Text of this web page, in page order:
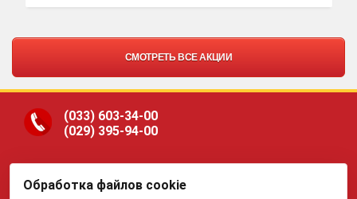
СМОТРЕТЬ ВСЕ АКЦИИ
(033) 603-34-00
(029) 395-94-00
Обработка файлов cookie